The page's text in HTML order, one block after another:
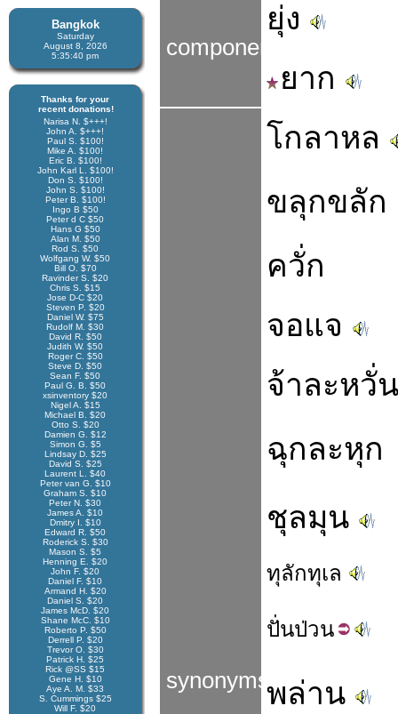
Bangkok
Saturday
August 8, 2026
5:35:40 pm
Thanks for your
recent donations!
Narisa N. $+++!
John A. $+++!
Paul S. $100!
Mike A. $100!
Eric B. $100!
John Karl L. $100!
Don S. $100!
John S. $100!
Peter B. $100!
Ingo B $50
Peter d C $50
Hans G $50
Alan M. $50
Rod S. $50
Wolfgang W. $50
Bill O. $70
Ravinder S. $20
Chris S. $15
Jose D-C $20
Steven P. $20
Daniel W. $75
Rudolf M. $30
David R. $50
Judith W. $50
Roger C. $50
Steve D. $50
Sean F. $50
Paul G. B. $50
xsinventory $20
Nigel A. $15
Michael B. $20
Otto S. $20
Damien G. $12
Simon G. $5
Lindsay D. $25
David S. $25
Laurent L. $40
Peter van G. $10
Graham S. $10
Peter N. $30
James A. $10
Dmitry I. $10
Edward R. $50
Roderick S. $30
Mason S. $5
Henning E. $20
John F. $20
Daniel F. $10
Armand H. $20
Daniel S. $20
James McD. $20
Shane McC. $10
Roberto P. $50
Derrell P. $20
Trevor O. $30
Patrick H. $25
Rick @SS $15
Gene H. $10
Aye A. M. $33
S. Cummings $25
Will F. $20
components
ยุ่ง
ยาก
synonyms
โกลาหล
ขลุกขลัก
ควั่ก
จอแจ
จ้าละหวั่น
ฉุกละหุก
ชุลมุน
ทุลักทุเล
ปั่นป่วน
พล่าน